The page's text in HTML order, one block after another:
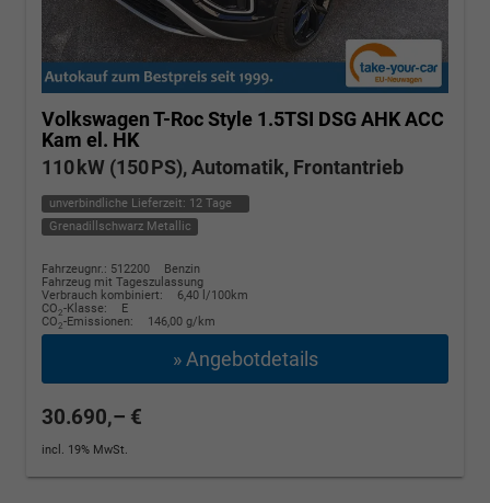
Volkswagen T-RocStyle 1.5TSI DSG AHK ACC
Kam el. HK
110 kW (150 PS), Automatik, Frontantrieb
unverbindliche Lieferzeit: 12 Tage
Grenadillschwarz Metallic
Fahrzeugnr.: 512200
Benzin
Fahrzeug mit Tageszulassung
Verbrauch kombiniert:
6,40 l/100km
CO2-Klasse:
E
CO2-Emissionen: 146,00 g/km
» Angebotdetails
30.690,– €
incl. 19% MwSt.